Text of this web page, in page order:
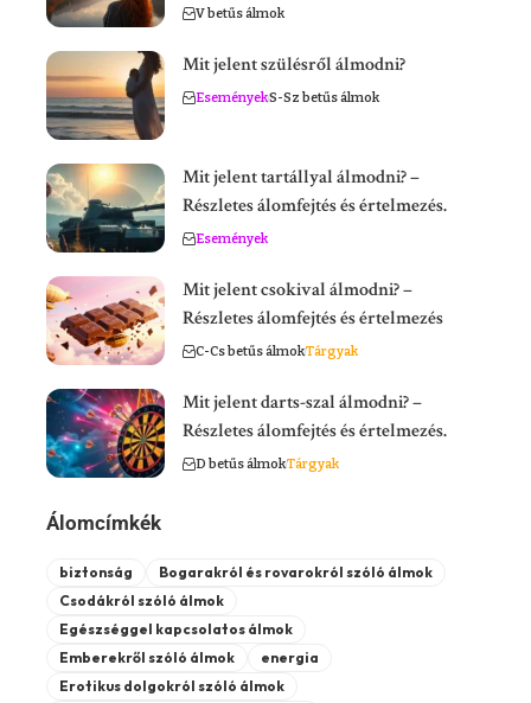
V betűs álmok
Mit jelent szülésről álmodni?
EseményekS-Sz betűs álmok
Mit jelent tartállyal álmodni? –
Részletes álomfejtés és értelmezés.
Események
Mit jelent csokival álmodni? –
Részletes álomfejtés és értelmezés
C-Cs betűs álmokTárgyak
Mit jelent darts-szal álmodni? –
Részletes álomfejtés és értelmezés.
D betűs álmokTárgyak
Álomcímkék
biztonság
Bogarakról és rovarokról szóló álmok
Csodákról szóló álmok
Egészséggel kapcsolatos álmok
Emberekről szóló álmok
energia
Erotikus dolgokról szóló álmok